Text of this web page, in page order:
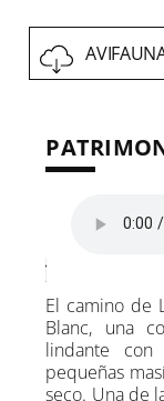
El camino de
Blanc, una
lindante
pequeñas
seco. Una de